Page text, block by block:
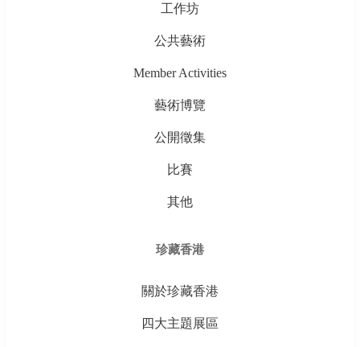
工作坊
公共藝術
Member Activities
藝術博覽
公開徵集
比賽
其他
珍藏香港
關於珍藏香港
四大主題展區